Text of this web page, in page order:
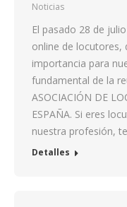
Noticias
El pasado 28 de
online de
importancia para
fundamental de la
ASOCIACIÓN DE
ESPAÑA. Si eres
nuestra profesión,
Detalles